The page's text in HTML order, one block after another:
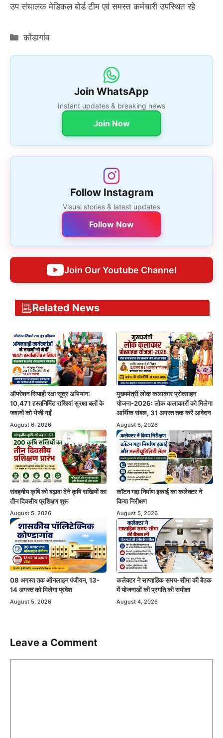
उप संचालक मेडिकल बोर्ड टीम एवं समस्त कर्मचारी उपस्थित रहे
Categories
कोंडागांव
Join WhatsApp
Instant updates & breaking news
Join Now
Follow Instagram
Visual stories & latest updates
Follow Now
Join Our Youtube Channel
Related News
ऑपरेशन सिपाही रक्षा सूत्र अभियान:
10,471 हस्तनिर्मित राखियां सुरक्षा बलों के
जवानों को भेजी गईं
August 6, 2026
मुख्यमंत्री लोक कलाकार प्रोत्साहन
योजना-2026: लोक कलाकारों को मिलेगा
आर्थिक संबल, 31 अगस्त तक करें आवेदन
August 6, 2026
संवहनीय कृषि को बढ़ावा देने कृषि सखियों का
तीन दिवसीय प्रशिक्षण शुरू
August 5, 2026
कॉटन गद्दा निर्माण इकाई का कलेक्टर ने
किया निरीक्षण
August 5, 2026
08 अगस्त तक ऑनलाइन पंजीयन, 13-
14 अगस्त को मिलेगा प्रवेश
August 5, 2026
कलेक्टर ने साप्ताहिक समय-सीमा की बैठक
में योजनाओं की प्रगति की समीक्षा
August 4, 2026
Leave a Comment